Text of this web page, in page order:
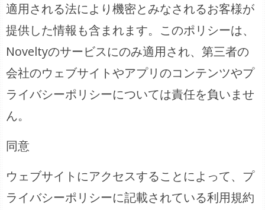
適用される法により機密とみなされるお客様が
提供した情報も含まれます。このポリシーは、
Noveltyのサービスにのみ適用され、第三者の
会社のウェブサイトやアプリのコンテンツやプ
ライバシーポリシーについては責任を負いませ
ん。
同意
ウェブサイトにアクセスすることによって、プ
ライバシーポリシーに記載されている利用規約